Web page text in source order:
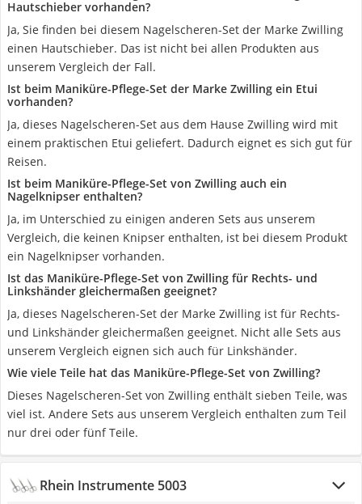
Hautschieber vorhanden?
Ja, Sie finden bei diesem Nagelscheren-Set der Marke Zwilling
einen Hautschieber. Das ist nicht bei allen Produkten aus
unserem Vergleich der Fall.
Ist beim Maniküre-Pflege-Set der Marke Zwilling ein Etui
vorhanden?
Ja, dieses Nagelscheren-Set aus dem Hause Zwilling wird mit
einem praktischen Etui geliefert. Dadurch eignet es sich gut für
Reisen.
Ist beim Maniküre-Pflege-Set von Zwilling auch ein
Nagelknipser enthalten?
Ja, im Unterschied zu einigen anderen Sets aus unserem
Vergleich, die keinen Knipser enthalten, ist bei diesem Produkt
ein Nagelknipser vorhanden.
Ist das Maniküre-Pflege-Set von Zwilling für Rechts- und
Linkshänder gleichermaßen geeignet?
Ja, dieses Nagelscheren-Set der Marke Zwilling ist für Rechts-
und Linkshänder gleichermaßen geeignet. Nicht alle Sets aus
unserem Vergleich eignen sich auch für Linkshänder.
Wie viele Teile hat das Maniküre-Pflege-Set von Zwilling?
Dieses Nagelscheren-Set von Zwilling enthält sieben Teile, was
viel ist. Andere Sets aus unserem Vergleich enthalten zum Teil
nur drei oder fünf Teile.
Rhein Instrumente 5003